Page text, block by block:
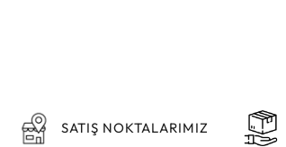
SATIŞ NOKTALARIMIZ